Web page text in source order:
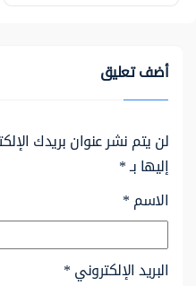
أضف تعليق
لن يتم نشر عنوان بريدك
إليها بـ*
الاسم*
البريد الإلكتروني*